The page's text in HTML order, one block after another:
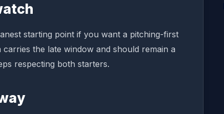
starting point if you want a pitching-first
carries the late window and should remain a
respecting both starters.